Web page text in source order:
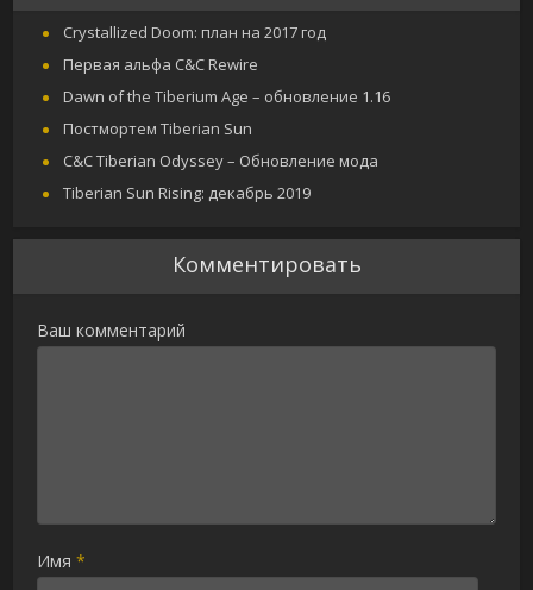
Crystallized Doom: план на 2017 год
Первая альфа C&C Rewire
Dawn of the Tiberium Age – обновление 1.16
Постмортем Tiberian Sun
C&C Tiberian Odyssey – Обновление мода
Tiberian Sun Rising: декабрь 2019
Комментировать
Ваш комментарий
Имя*